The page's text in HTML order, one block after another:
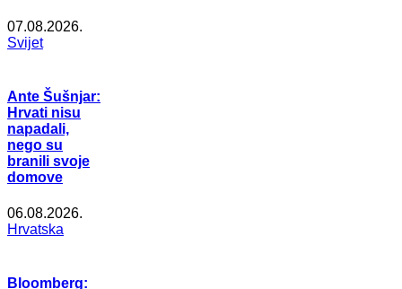
07.08.2026.
Svijet
Ante Šušnjar:
Hrvati nisu
napadali,
nego su
branili svoje
domove
06.08.2026.
Hrvatska
Bloomberg: